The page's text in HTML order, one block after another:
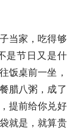
当家，吃得够
是节日又是什
饭桌前一坐，
腊八粥，成了
提前给你兑好
就是，就算贵